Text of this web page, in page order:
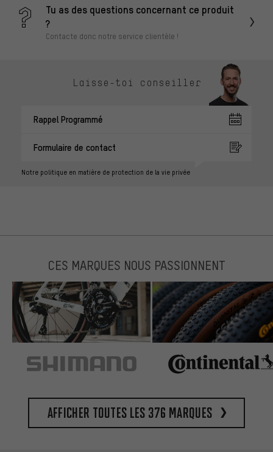
Tu as des questions concernant ce produit
?
Contacte donc notre service clientèle !
Laisse-toi conseiller
Rappel Programmé
Formulaire de contact
Notre politique en matière de protection de la vie privée
CES MARQUES NOUS PASSIONNENT
Afficher toutes les 376 marques